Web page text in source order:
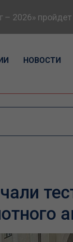
пройдет в
НОВОСТИ